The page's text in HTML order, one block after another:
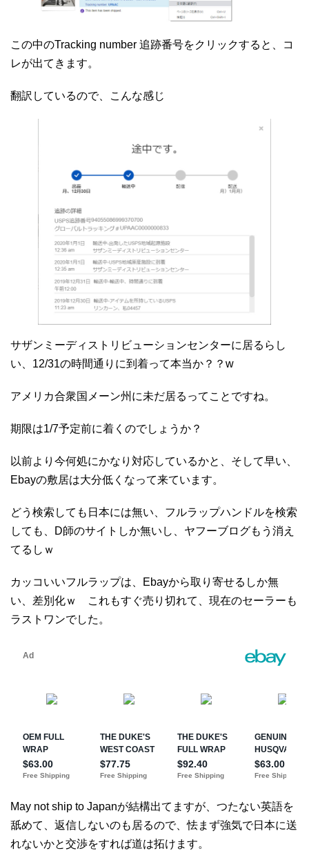
この中のTracking number 追跡番号をクリックすると、コ
レが出てきます。
翻訳しているので、こんな感じ
サザンミーディストリビューションセンターに居るらし
い、12/31の時間通りに到着って本当か？？w
アメリカ合衆国メーン州に未だ居るってことですね。
期限は1/7予定前に着くのでしょうか？
以前より今何処にかなり対応しているかと、そして早い、
Ebayの敷居は大分低くなって来ています。
どう検索しても日本には無い、フルラップハンドルを検索
しても、D師のサイトしか無いし、ヤフーブログもう消え
てるしｗ
カッコいいフルラップは、Ebayから取り寄せるしか無
い、差別化ｗ これもすぐ売り切れて、現在のセーラーも
ラストワンでした。
May not ship to Japanが結構出てますが、つたない英語を
舐めて、返信しないのも居るので、怯まず強気で日本に送
れないかと交渉をすれば道は拓けます。